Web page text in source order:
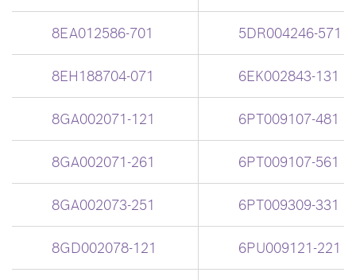
8EA012586-701 5DR004246-571
8EH188704-071 6EK002843-131
8GA002071-121 6PT009107-481
8GA002071-261 6PT009107-561
8GA002073-251 6PT009309-331
8GD002078-121 6PU009121-221